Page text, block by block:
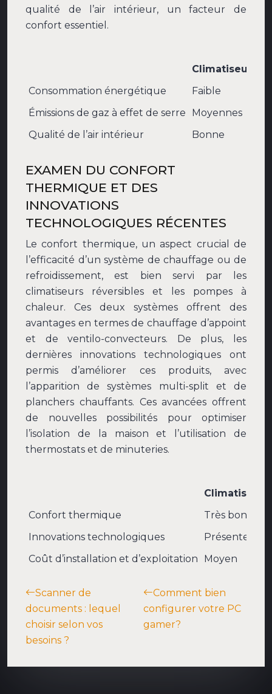
qualité de l’air intérieur, un facteur de
confort essentiel.
Climatiseurs
Consommation énergétique
Faible
Émissions de gaz à effet de serre
Moyennes
Qualité de l’air intérieur
Bonne
EXAMEN DU CONFORT
THERMIQUE ET DES
INNOVATIONS
TECHNOLOGIQUES RÉCENTES
Le confort thermique, un aspect crucial de
l’efficacité d’un système de chauffage ou de
refroidissement, est bien servi par les
climatiseurs réversibles et les pompes à
chaleur. Ces deux systèmes offrent des
avantages en termes de chauffage d’appoint
et de ventilo-convecteurs. De plus, les
dernières innovations technologiques ont
permis d’améliorer ces produits, avec
l’apparition de systèmes multi-split et de
planchers chauffants. Ces avancées offrent
de nouvelles possibilités pour optimiser
l’isolation de la maison et l’utilisation de
thermostats et de minuteries.
Confort thermique
Très bon
Innovations technologiques
Présentes
Coût d’installation et d’exploitation
Moyen
Scanner de
documents : lequel
choisir selon vos
besoins ?
Comment bien
configurer votre PC
gamer?